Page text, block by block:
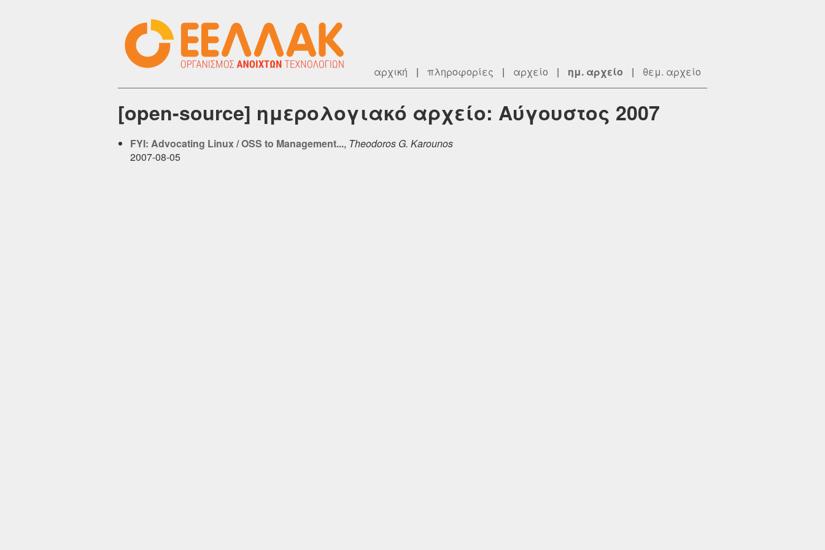
αρχική | πληροφορίες | αρχείο | ημ. αρχείο | θεμ. αρχείο
[open-source] ημερολογιακό αρχείο: Αύγουστος 2007
FYI: Advocating Linux / OSS to Management..., Theodoros G. Karounos
2007-08-05